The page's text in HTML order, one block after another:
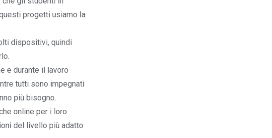
progetti usiamo la
dispositivi, quindi
e durante il lavoro
tutti sono impegnati
più bisogno.
online per i loro
del livello più adatto